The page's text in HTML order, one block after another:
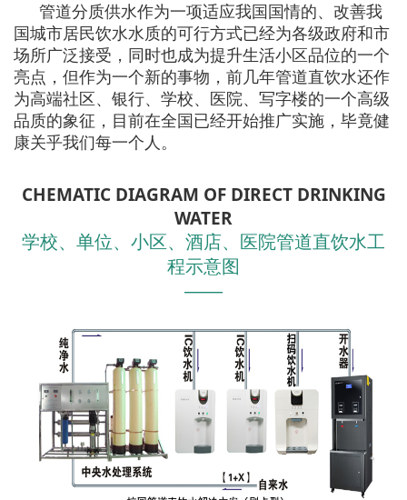
管道分质供水作为一项适应我国国情的、改善我
国城市居民饮水水质的可行方式已经为各级政府和市
场所广泛接受，同时也成为提升生活小区品位的一个
亮点，但作为一个新的事物，前几年管道直饮水还作
为高端社区、银行、学校、医院、写字楼的一个高级
品质的象征，目前在全国已经开始推广实施，毕竟健
康关乎我们每一个人。
CHEMATIC DIAGRAM OF DIRECT DRINKING
WATER
学校、单位、小区、酒店、医院管道直饮水工
程示意图
———